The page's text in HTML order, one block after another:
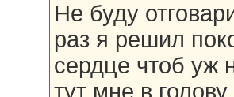
Не буду
раз я решил
сердце чтоб уж
тут мне в